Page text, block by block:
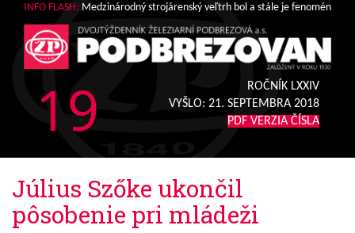
INFO FLASH: Medzinárodný strojárenský veľtrh bol a stále je fenomén
19
ROČNÍK LXXIV
VYŠLO: 21. SEPTEMBRA 2018
PDF VERZIA ČÍSLA
Július Szőke ukončil
pôsobenie pri mládeži